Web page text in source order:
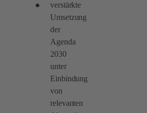
verstärkte
Umsetzung
der
Agenda
2030
unter
Einbindung
von
relevanten